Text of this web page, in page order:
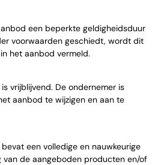
een beperkte geldigheidsduur
voorwaarden geschiedt, wordt dit
het aanbod vermeld.
vrijblijvend. De ondernemer is
aanbod te wijzigen en aan te
een volledige en nauwkeurige
van de aangeboden producten en/of